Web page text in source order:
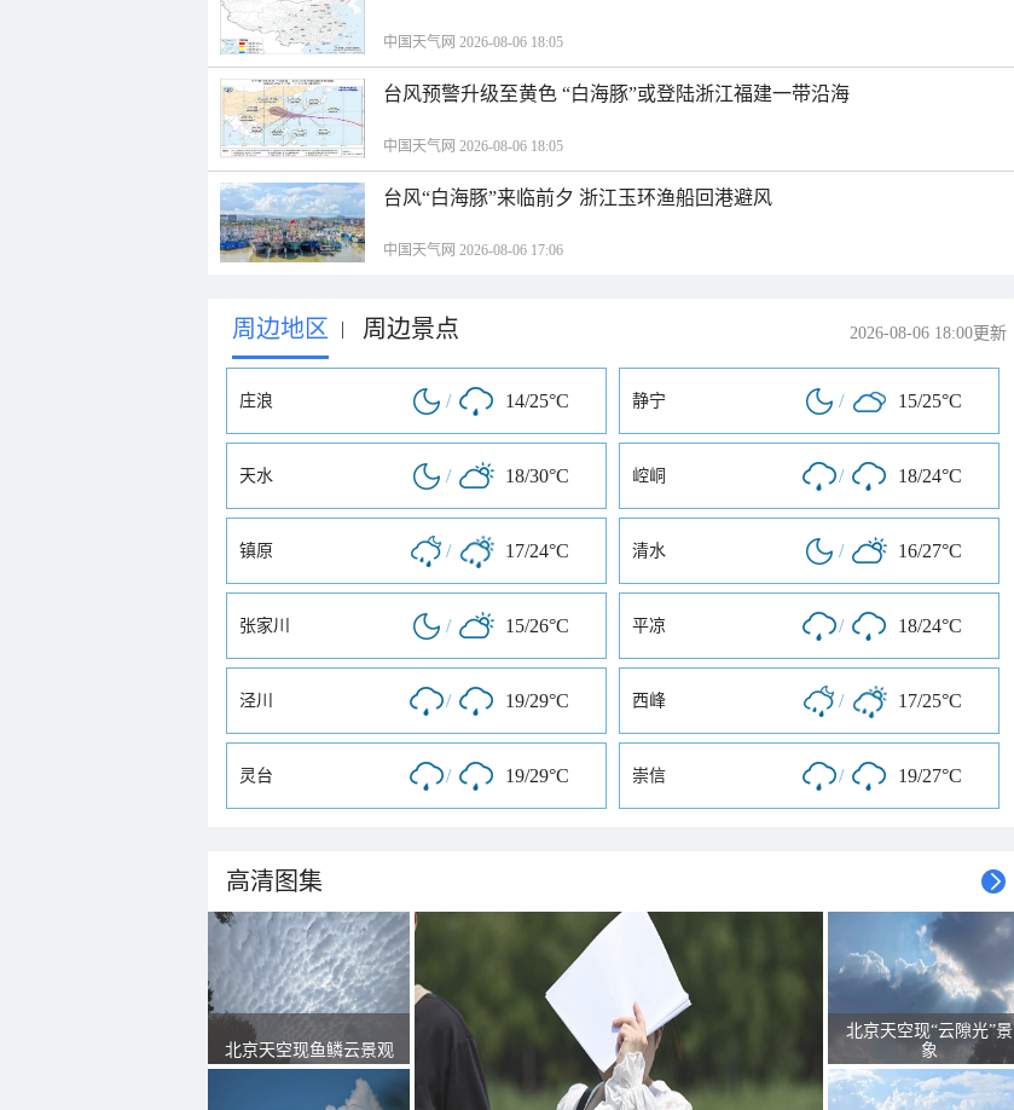
中国天气网 2026-08-06 18:05
台风预警升级至黄色 “白海豚”或登陆浙江福建一带沿海
中国天气网 2026-08-06 18:05
台风“白海豚”来临前夕 浙江玉环渔船回港避风
中国天气网 2026-08-06 17:06
周边地区 | 周边景点 2026-08-06 18:00更新
庄浪 / 14/25°C 静宁 / 15/25°C
天水 / 18/30°C 崆峒 / 18/24°C
镇原 / 17/24°C 清水 / 16/27°C
张家川 / 15/26°C 平凉 / 18/24°C
泾川 / 19/29°C 西峰 / 17/25°C
灵台 / 19/29°C 崇信 / 19/27°C
高清图集
北京天空现鱼鳞云景观
北京天空现“云隙光”景
象